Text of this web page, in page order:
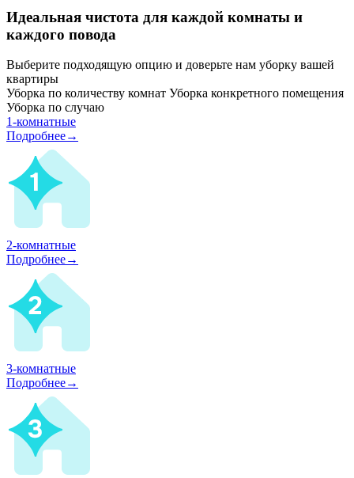
Идеальная чистота для каждой комнаты и
каждого повода
Выберите подходящую опцию и доверьте нам уборку вашей
квартиры
Уборка по количеству комнат Уборка конкретного помещения
Уборка по случаю
1-комнатные
Подробнее→
2-комнатные
Подробнее→
3-комнатные
Подробнее→